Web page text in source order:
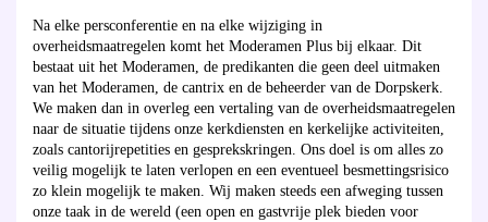
Na elke persconferentie en na elke wijziging in
overheidsmaatregelen komt het Moderamen Plus bij elkaar. Dit
bestaat uit het Moderamen, de predikanten die geen deel uitmaken
van het Moderamen, de cantrix en de beheerder van de Dorpskerk.
We maken dan in overleg een vertaling van de overheidsmaatregelen
naar de situatie tijdens onze kerkdiensten en kerkelijke activiteiten,
zoals cantorijrepetities en gesprekskringen. Ons doel is om alles zo
veilig mogelijk te laten verlopen en een eventueel besmettingsrisico
zo klein mogelijk te maken. Wij maken steeds een afweging tussen
onze taak in de wereld (een open en gastvrije plek bieden voor